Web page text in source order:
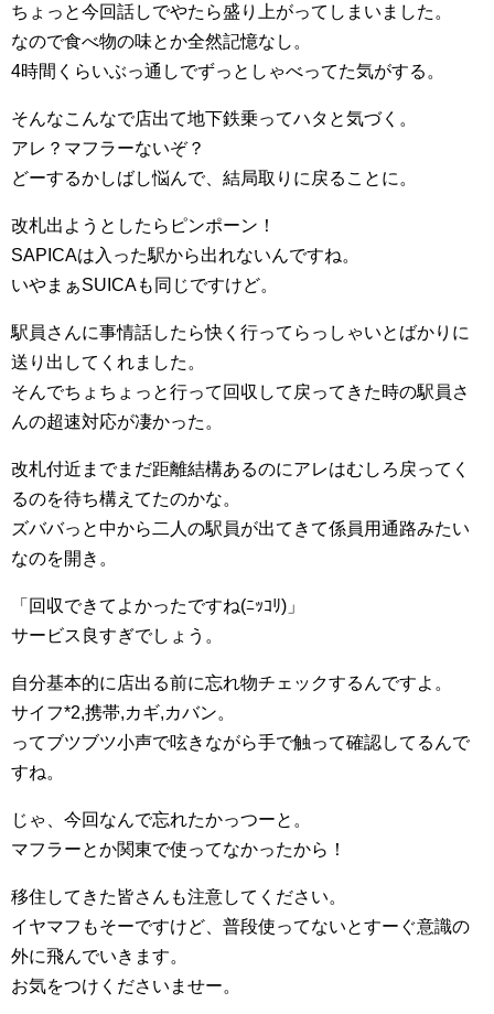
ちょっと今回話しでやたら盛り上がってしまいました。
なので食べ物の味とか全然記憶なし。
4時間くらいぶっ通しでずっとしゃべってた気がする。
そんなこんなで店出て地下鉄乗ってハタと気づく。
アレ？マフラーないぞ？
どーするかしばし悩んで、結局取りに戻ることに。
改札出ようとしたらピンポーン！
SAPICAは入った駅から出れないんですね。
いやまぁSUICAも同じですけど。
駅員さんに事情話したら快く行ってらっしゃいとばかりに
送り出してくれました。
そんでちょちょっと行って回収して戻ってきた時の駅員さ
んの超速対応が凄かった。
改札付近までまだ距離結構あるのにアレはむしろ戻ってく
るのを待ち構えてたのかな。
ズババっと中から二人の駅員が出てきて係員用通路みたい
なのを開き。
「回収できてよかったですね(ﾆｯｺﾘ)」
サービス良すぎでしょう。
自分基本的に店出る前に忘れ物チェックするんですよ。
サイフ*2,携帯,カギ,カバン。
ってブツブツ小声で呟きながら手で触って確認してるんで
すね。
じゃ、今回なんで忘れたかっつーと。
マフラーとか関東で使ってなかったから！
移住してきた皆さんも注意してください。
イヤマフもそーですけど、普段使ってないとすーぐ意識の
外に飛んでいきます。
お気をつけくださいませー。